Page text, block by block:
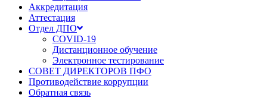
Аккредитация
Аттестация
Отдел ДПО
COVID-19
Дистанционное обучение
Электронное тестирование
СОВЕТ ДИРЕКТОРОВ ПФО
Противодействие коррупции
Обратная связь